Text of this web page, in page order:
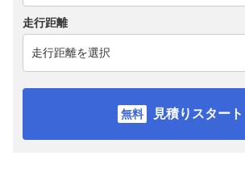
走行距離
見積りスタート